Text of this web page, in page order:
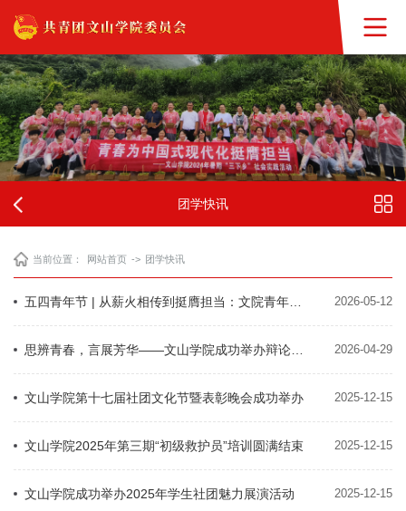
团学快讯
当前位置： 网站首页 -> 团学快讯
2026-05-12
2026-04-29
2025-12-15
文山学院第十七届社团文化节暨表彰晚会成功举办
2025-12-15
文山学院2025年第三期“初级救护员”培训圆满结束
2025-12-15
文山学院成功举办2025年学生社团魅力展演活动